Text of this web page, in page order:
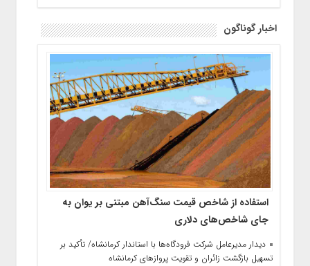
اخبار گوناگون
استفاده از شاخص قیمت سنگ‌آهن مبتنی بر یوان به
جای شاخص‌های دلاری
دیدار مدیرعامل شرکت فرودگاه‌ها با استاندار کرمانشاه/ تأکید بر
تسهیل بازگشت زائران و تقویت پروازهای کرمانشاه